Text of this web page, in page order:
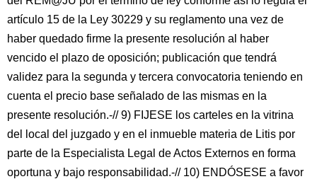
artículo 15 de la Ley 30229 y su reglamento una vez de
haber quedado firme la presente resolución al haber
vencido el plazo de oposición; publicación que tendrá
validez para la segunda y tercera convocatoria teniendo en
cuenta el precio base señalado de las mismas en la
presente resolución.-// 9) FIJESE los carteles en la vitrina
del local del juzgado y en el inmueble materia de Litis por
parte de la Especialista Legal de Actos Externos en forma
oportuna y bajo responsabilidad.-// 10) ENDÓSESE a favor